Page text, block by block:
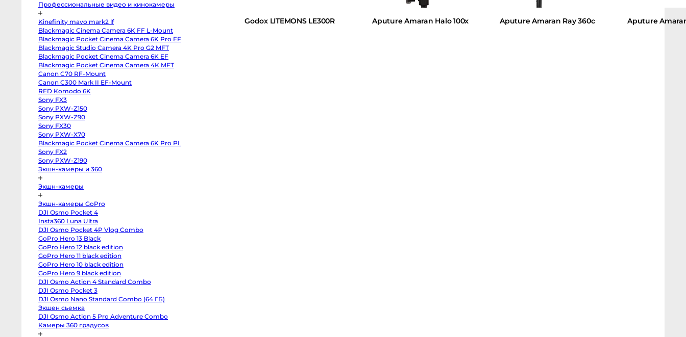
Body
a7S
III
Sony
a7
IV
Sony
a7R
IV
Sony
II
Sony
II
Sony
a6000
Sony
E1
Fujifilm
X-
M5
Panasonic
Lumix
S5
Зеркальные
Hasselblad
Профессиональные видео и кинокамеры
Kinefinity mavo mark2 lf
Blackmagic Cinema Camera 6K FF L-Mount
Blackmagic Pocket Cinema Camera 6K Pro EF
Blackmagic Studio Camera 4K Pro G2 MFT
Blackmagic Pocket Cinema Camera 6K EF
Blackmagic Pocket Cinema Camera 4K MFT
Canon C70 RF-Mount
Canon C300 Mark II EF-Mount
RED Komodo 6K
Sony FX3
Sony PXW-Z150
Sony PXW-Z90
Sony FX30
Sony PXW-X70
Blackmagic Pocket Cinema Camera 6K Pro PL
Sony FX2
Sony PXW-Z190
Экшн-камеры и 360
Экшн-камеры
Экшн-камеры GoPro
DJI Osmo Pocket 4
Insta360 Luna Ultra
DJI Osmo Pocket 4P Vlog Combo
GoPro Hero 13 Black
GoPro Hero 12 black edition
GoPro Hero 11 black edition
GoPro Hero 10 black edition
GoPro Hero 9 black edition
DJI Osmo Action 4 Standard Combo
DJI Osmo Pocket 3
DJI Osmo Nano Standard Combo (64 ГБ)
Экшен сьемка
DJI Osmo Action 5 Pro Adventure Combo
Камеры 360 градусов
Knowled M300Bi Aputure Storm 80c Godox LITEMONS LE300R Aputure Amaran Halo 100x Aputure Amaran Ray 360c Aputure Amaran